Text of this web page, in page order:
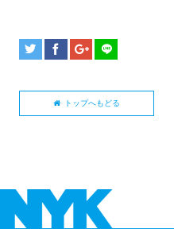
トップへもどる